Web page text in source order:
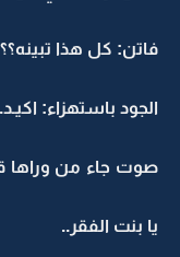
فاتن: كل هذا
الجود باستهزاء:
صوت جاء من وراها
يا بنت الفقر..